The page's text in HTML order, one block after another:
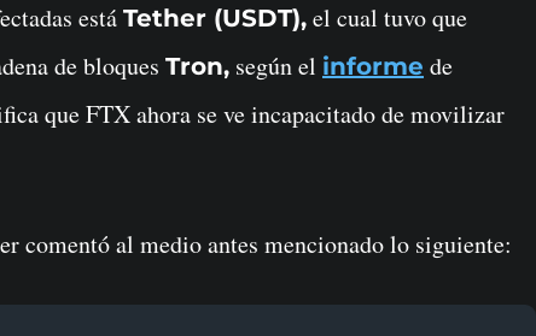
está Tether (USDT), el cual tuvo que
de bloques Tron, según el informe de
que FTX ahora se ve incapacitado de movilizar
comentó al medio antes mencionado lo siguiente: